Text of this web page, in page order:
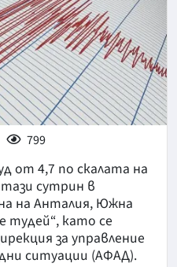
799
от 4,7 по скалата на
сутрин в
на Анталия, Южна
тудей“, като се
за управление
ситуации (АФАД).